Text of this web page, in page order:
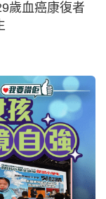
歲血癌康復者